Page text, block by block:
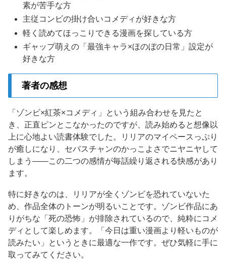
素が苦手な方
主従コンビの掛け合いコメディが好きな方
軽く読めてほっこりできる漫画を探している方
ギャップ萌えの「最強キャラ×ほのぼの日常」設定が
好きな方
著者の感想
「ゾンビ×紅茶×コメディ」という組み合わせを見たと
き、正直ピンとこなかったのですが、読み始めると想像以
上に心地よい読書体験でした。リリアのマイペースっぷり
が癒しになり、セバスチャンのかっこよさでニヤニヤして
しまう——この二つの感情が毎話繰り返される快感があり
ます。
特に好きなのは、リリアが全くゾンビを恐れていないた
め、作品全体のトーンが明るいことです。ゾンビ作品にあ
りがちな「死の恐怖」が排除されているので、純粋にコメ
ディとして楽しめます。「今日は重い漫画より軽いものが
読みたい」というときに最適な一作です。ぜひ気軽に手に
取ってみてください。